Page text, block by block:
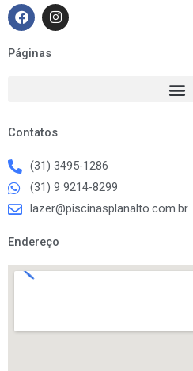
F
a
c
e
b
I
n
s
Páginas
Contatos
(31) 3495-1286
(31) 9 9214-8299
lazer@piscinasplanalto.com.br
Endereço